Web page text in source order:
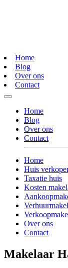
Home
Blog
Over ons
Contact
Home
Blog
Over ons
Contact
Home
Huis
Taxatie huis
Kosten
Over ons
Contact
Makelaar